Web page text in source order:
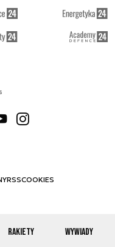
RAKIETY WYWIADY
RSSCOOKIES